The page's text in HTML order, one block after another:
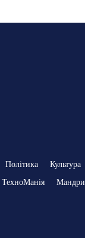
Політика Культура
ТехноМанія Мандри